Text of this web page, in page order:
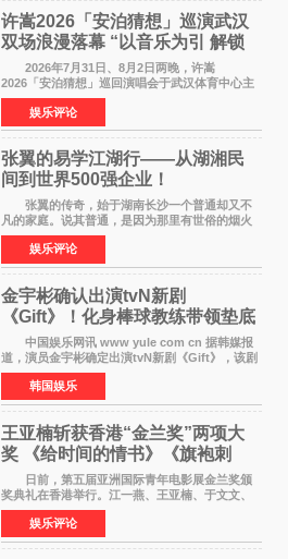
许嵩2026「安泊猜想」巡演武汉
双场浪漫落幕 “以音乐为引 解锁
江城记忆”
2026年7月31日、8月2日两晚，许嵩
2026「安泊猜想」巡回演唱会于武汉体育中心主
体育场盛大开唱。许嵩与数万歌迷在此相聚，从
浪漫惬意的舞台设计到充满诚意与惊喜的现场互
动，共同开启了一场关于
娱乐评论
张翼的易学江湖行——从湖湘民
间到世界500强企业！
张翼的传奇，始于湖南长沙一个普通却又不
凡的家庭。说其普通，是因为那里有世俗的烟火
气；说其不凡，是因为家中有一位洞悉天地玄机
的长者——他的爷爷。作为当地的风水师，爷爷
是张翼走进易学
娱乐评论
金宇彬确认出演tvN新剧
《Gift》！化身棒球教练带领垫底
球队逆袭
中国娱乐网讯 www yule com cn 据韩媒报
道，演员金宇彬确定出演tvN新剧《Gift》，该剧
预计将于下半年播出，引发观众高度期待。
本剧改编自同名网络漫画，讲述一位经历意外事
故后获得特殊
韩国娱乐
王亚楠斩获香港“金兰奖”两项大
奖 《给时间的情书》《旗袍刺
客》双双获肯定
日前，第五届亚洲国际青年电影展金兰奖颁
奖典礼在香港举行。江一燕、王亚楠、于文文、
李东学等知名演员出席活动。著名演员、导演王
亚楠凭借音乐故事片《给时间的情书》和院线电
影《旗袍刺客》
娱乐评论